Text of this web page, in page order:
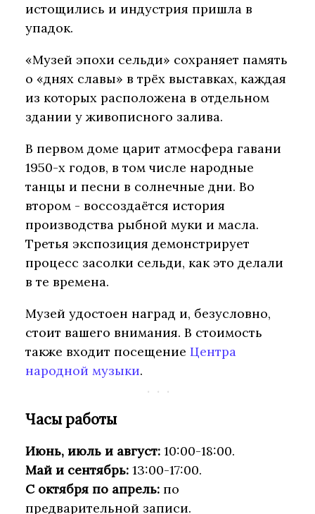
истощились и индустрия пришла в
упадок.
«Музей эпохи сельди» сохраняет память
о «днях славы» в трёх выставках, каждая
из которых расположена в отдельном
здании у живописного залива.
В первом доме царит атмосфера гавани
1950-х годов, в том числе народные
танцы и песни в солнечные дни. Во
втором - воссоздаётся история
производства рыбной муки и масла.
Третья экспозиция демонстрирует
процесс засолки сельди, как это делали
в те времена.
Музей удостоен наград и, безусловно,
стоит вашего внимания. В стоимость
также входит посещение Центра
народной музыки.
Часы работы
Июнь, июль и август: 10:00-18:00.
Май и сентябрь: 13:00-17:00.
С октября по апрель: по
предварительной записи.